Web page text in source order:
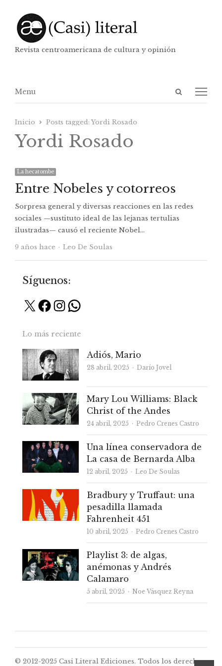
Revista centroamericana de cultura y opinión
Abrir
Menú
Menu
Inicio Posts tagged:Yordi Rosado
Yordi Rosado
La hecatombe
Entre Nobeles y cotorreos
Sorpresa general y diversas reacciones en las redes
sociales —sustituto ideal de las lejanas tertulias
ilustradas— causó el reciente Nobel…
9 años hace
Autor
Leo De Soulas
Síguenos:
X Facebook
Instagram
WhatsApp
Lo más reciente
Adiós, Mario
28 abril, 2025 Autor
Darío Jovel
Mary Lou Williams: Black
Christ of the Andes
24 abril, 2025 Autor
Pedro Crenes Castro
Una línea conservadora de
La casa de Bernarda Alba
12 abril, 2025 Autor
Leo De Soulas
Bradbury y Truffaut: una
pesadilla llamada
Fahrenheit 451
10 abril, 2025 Autor
Pedro Crenes Castro
Playlist 3: de algas,
anémonas y Andrés
Calamaro
5 abril, 2025 Autor
Noe Vásquez Reyna
© 2012-2025 Casi Literal Ediciones. Todos los derechos